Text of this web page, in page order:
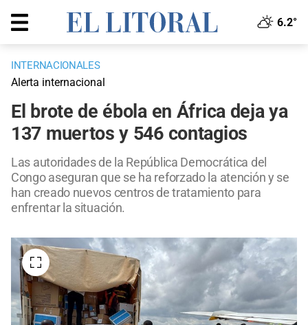
6.2°
INTERNACIONALES
Alerta internacional
El brote de ébola en África deja ya
137 muertos y 546 contagios
Las autoridades de la República Democrática del
Congo aseguran que se ha reforzado la atención y se
han creado nuevos centros de tratamiento para
enfrentar la situación.